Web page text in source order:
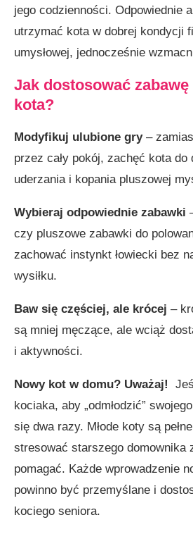
jego codzienności. Odpowiednie
utrzymać kota w dobrej kondycji
umysłowej, jednocześnie
Jak dostosować
kota?
Modyfikuj ulubione gry–
przez cały pokój, zachęć kota do
uderzania i kopania pluszowej
Wybieraj odpowiednie zabawki
czy pluszowe zabawki do
zachować instynkt łowiecki bez
wysiłku.
Baw się częściej, ale krócej –
są mniej męczące, ale wciąż
i aktywności.
Nowy kot w domu? Uważaj!
kociaka, aby „odmłodzić”
się dwa razy. Młode koty są
stresować starszego domownika
pomagać. Każde wprowadzenie
powinno być przemyślane i
kociego seniora.